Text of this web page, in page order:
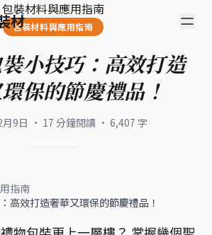
材
包裝材料與應用指南
包裝材料與應用指南
小技巧：高效打造
保的節慶禮品！
9日 · 17 分鐘閱讀 · 6,407 字
指南
高效打造奢華又環保的節慶禮品！